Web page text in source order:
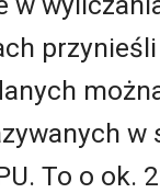
w
To o ok.